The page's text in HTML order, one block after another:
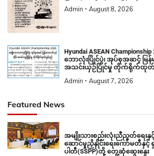
Admin August 8, 2026
Hyundai ASEAN
ဘောလုံးပြိုင်ပွဲ၊ အုပ်စုအဆင့် မြန်
အသင်းယှဉ်ပြိုင်မှု တိုက်ရိုက်ထု
Admin August 7, 2026
Featured News
အမျိုးသားစည်းလုံးညီညွတ်ရေးနှင့်င
ဆောင်မှုညှိနှိုင်းရေးကော်မတီနှင့်
ပါတီ(SSPP)တို့ တွေ့ဆုံဆွေးနွေး